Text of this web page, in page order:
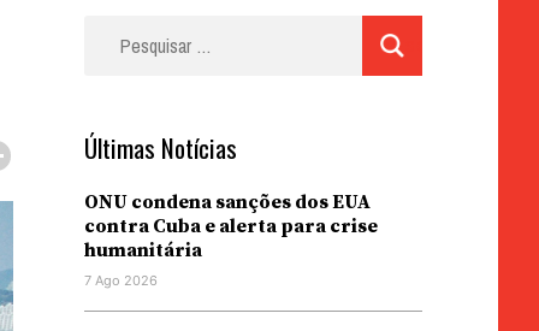
Últimas Notícias
ONU condena sanções dos EUA
contra Cuba e alerta para crise
humanitária
7 Ago 2026